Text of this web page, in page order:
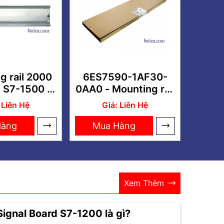
rail 2000
S7-1500 –
1BC00-
Hệ
6ES7590-1AF30-
0AA0 - Mounting rail
530 MM PLC S7-
1500
Giá: Liên Hệ
Mua Hàng
Xem Thêm
Board S7-1200 là gì?